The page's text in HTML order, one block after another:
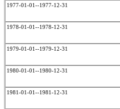
1977-01-01--1977-12-31
1978-01-01--1978-12-31
1979-01-01--1979-12-31
1980-01-01--1980-12-31
1981-01-01--1981-12-31